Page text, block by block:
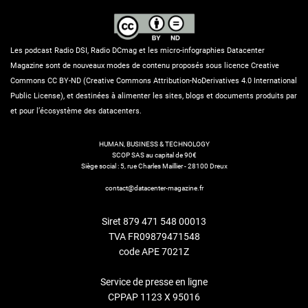
Les podcast Radio DSI, Radio DCmag et les micro-infographies Datacenter
Magazine sont de nouveaux modes de contenu proposés sous licence Creative
Commons CC BY-ND (Creative Commons Attribution-NoDerivatives 4.0 International
Public License), et destinées à alimenter les sites, blogs et documents produits par
et pour l’écosystème des datacenters.
HUMAN, BUSINESS & TECHNOLOGY
SCOP SAS au capital de 90€
Siège social : 5, rue Charles Maillier - 28100 Dreux
contact@datacenter-magazine.fr
Siret 879 471 548 00013
TVA FR09879471548
code APE 7021Z
Service de presse en ligne
CPPAP 1123 X 95016